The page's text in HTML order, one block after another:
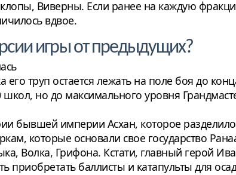
Виверны. Если ранее на каждую
вдвое.
игры от предыдущих?
его труп остается лежать на поле боя до
но до максимального уровня
бывшей империи Асхан, которое
которые основали свое государство
Волка, Грифона. Кстати, главный герой
приобретать баллисты и катапульты для